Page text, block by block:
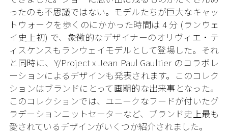
ったのも不思議ではない。モデルたちが巨大なキャッ
トウォークを歩くのにかかった時間は 4 分 (ランウェ
イ史上初) で、象徴的なデザイナーのオリヴィエ・テ
ィスケンスもランウェイモデルとして登場した。それ
と同時に、Y/Project x Jean Paul Gaultier のコラボレ
ーションによるデザインも発表されます。このコレク
ションはブランドにとって画期的な出来事となった。
このコレクションでは、ユニークなフードが付いたグ
ラデーションニットセーターなど、ブランド史上最も
愛されているデザインがいくつか紹介されました。